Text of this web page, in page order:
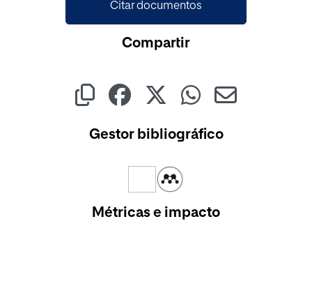
Citar documentos
Compartir
Gestor bibliográfico
Métricas e impacto